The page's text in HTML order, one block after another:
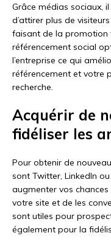
Grâce médias sociaux,
d’attirer plus de
faisant de la promotion
référencement social
l’entreprise ce qui
référencement et votre
recherche.
Acquérir de
fidéliser les
Pour obtenir de
sont Twitter, LinkedIn
augmenter vos chances
votre site et de les
sont utiles pour
également pour la